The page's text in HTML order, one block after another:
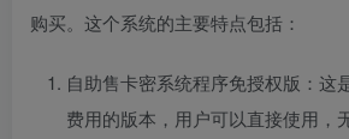
购买。这个系统的主要特点包括：
自助售卡密系统程序免授权版：这
费用的版本，用户可以直接使用，